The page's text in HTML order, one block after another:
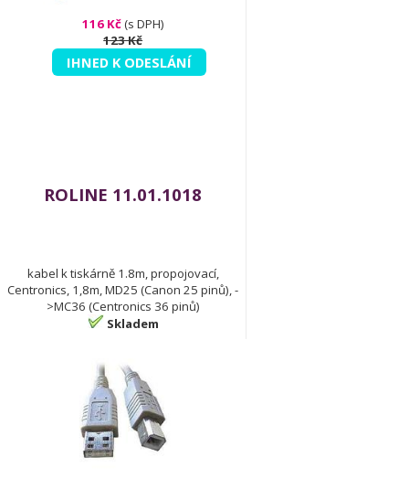
116 Kč(s DPH)
123 Kč
IHNED K ODESLÁNÍ
ROLINE 11.01.1018
kabel k tiskárně 1.8m, propojovací,
Centronics, 1,8m, MD25 (Canon 25 pinů), -
>MC36 (Centronics 36 pinů)
Skladem